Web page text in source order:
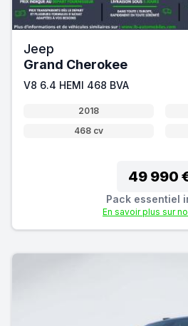
Jeep
Grand Cherokee
V8 6.4 HEMI 468 BVA
2018
468 cv
49 990
Pack essentiel
En savoir plus sur